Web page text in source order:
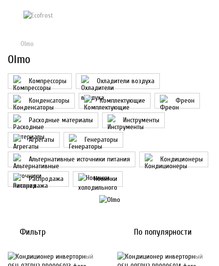
Olmo
Olmo
Компрессоры Охладители воздуха
Конденсаторы Комплектующие Фреон
Расходные материалы Инструменты
Агрегаты Генераторы
Альтернативные источники питания Кондиционеры
Распродажа Новинки
Фильтр По популярности